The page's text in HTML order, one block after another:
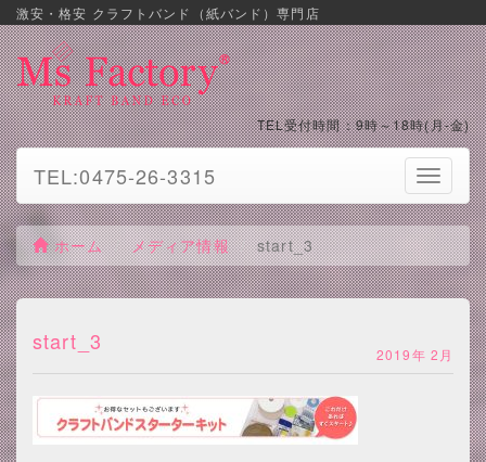
激安・格安 クラフトバンド（紙バンド）専門店
TEL受付時間：9時～18時(月-金)
Toggle
TEL:0475-26-3315
ホーム メディア情報 start_3
start_3 2019年 2月